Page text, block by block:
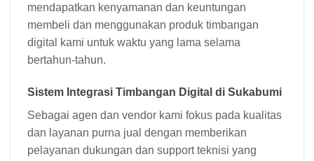
mendapatkan kenyamanan dan keuntungan
membeli dan menggunakan produk timbangan
digital kami untuk waktu yang lama selama
bertahun-tahun.
Sistem Integrasi Timbangan Digital di Sukabumi
Sebagai agen dan vendor kami fokus pada kualitas
dan layanan purna jual dengan memberikan
pelayanan dukungan dan support teknisi yang